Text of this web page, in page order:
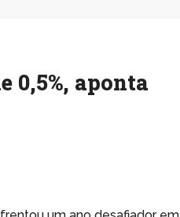
0,5%, aponta